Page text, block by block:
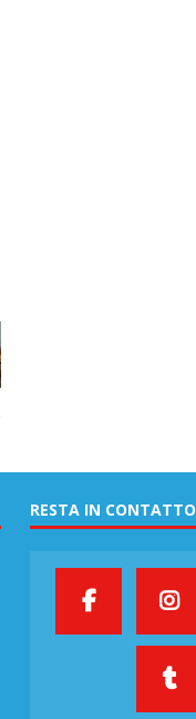
RESTA IN CONTATTO